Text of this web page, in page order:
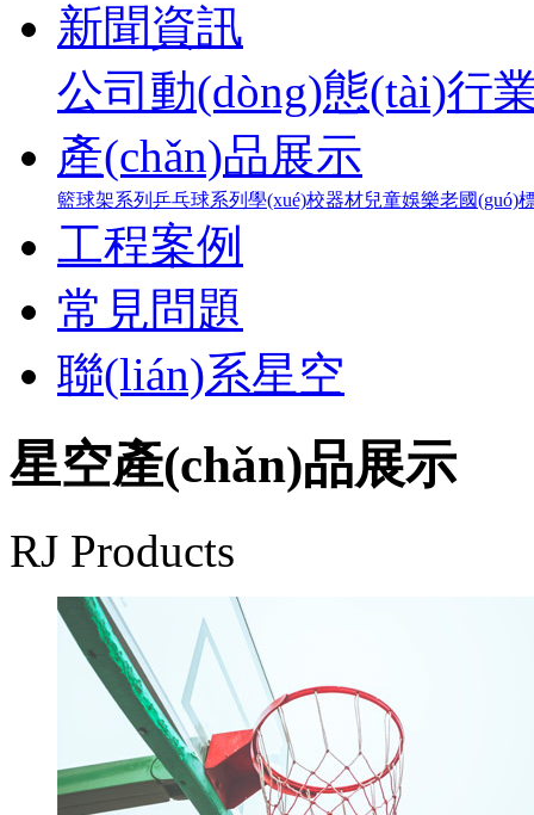
新聞資訊
公司動(dòng)態(tài)行
產(chǎn)品展示
籃球架系列 乒乓球系列 學(xué)校器材兒童娛樂老國(guó)
工程案例
常見問題
聯(lián)系星空
星空產(chǎn)品展示
RJ Products